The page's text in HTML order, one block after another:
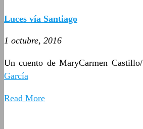
Luces vía Santiago
1 octubre, 2016
Un cuento de MaryCarmen Castillo/
García
Read More